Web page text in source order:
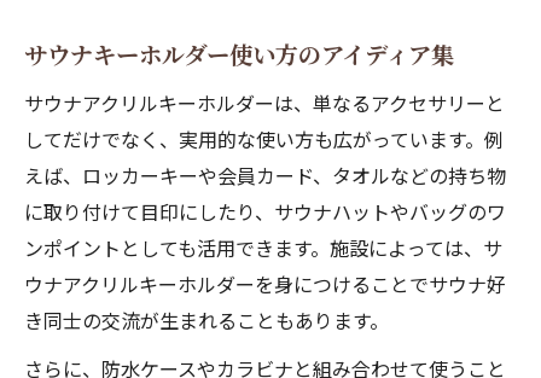
サウナキーホルダー使い方のアイディア集
サウナアクリルキーホルダーは、単なるアクセサリーと
してだけでなく、実用的な使い方も広がっています。例
えば、ロッカーキーや会員カード、タオルなどの持ち物
に取り付けて目印にしたり、サウナハットやバッグのワ
ンポイントとしても活用できます。施設によっては、サ
ウナアクリルキーホルダーを身につけることでサウナ好
き同士の交流が生まれることもあります。
さらに、防水ケースやカラビナと組み合わせて使うこと